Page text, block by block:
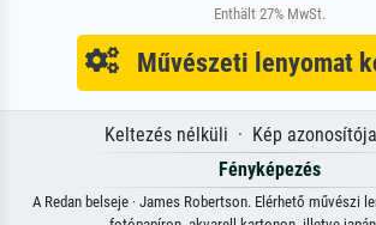
Enthält 27% MwSt.
Művészeti lenyomat
Keltezés nélküli · Kép
Fényképezés
A Redan belseje · James Robertson. Elérhető művészi